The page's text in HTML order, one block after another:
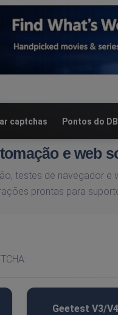
captchas Pontos do
e web
testes de navegador e
prontas para
Geetest V3/V4